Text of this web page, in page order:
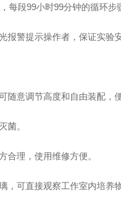
段99小时99分钟的循环步
警提示操作者，保证实验
意调节高度和自由装配，
菌。
理，使用维修方便。
可直接观察工作室内培养